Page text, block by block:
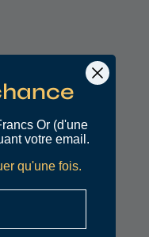
Or (d'une
votre email.
qu'une fois.